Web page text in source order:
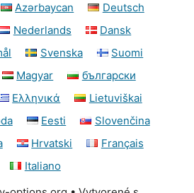
Azərbaycan
Deutsch
Nederlands
Dansk
Svenska
Suomi
Magyar
български
Ελληνικά
Lietuviškai
Eesti
Slovenčina
Hrvatski
Français
Italiano